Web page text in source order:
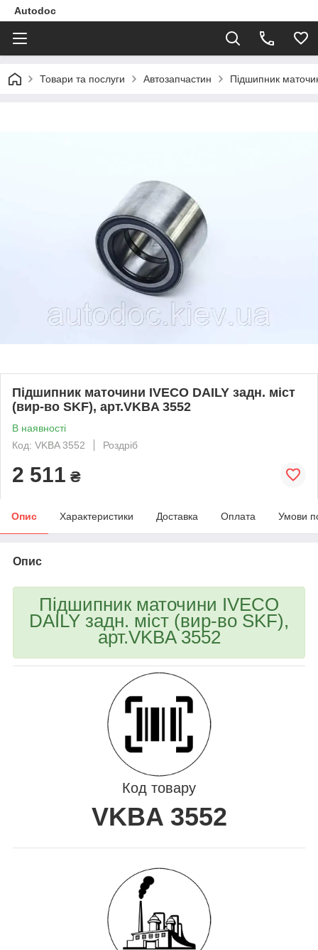
Autodoc
Товари та послуги Автозапчастин Підшипник
Підшипник маточини IVECO DAILY задн. міст
(вир-во SKF), арт.VKBA 3552
В наявності
Код: VKBA 3552
Роздріб
2 511 ₴
Опис Характеристики Доставка Оплата Умови
Опис
Підшипник маточини IVECO
DAILY задн. міст (вир-во SKF),
арт.VKBA 3552
Код товару
VKBA 3552